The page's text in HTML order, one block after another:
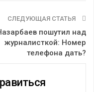
СЛЕДУЮЩАЯ СТАТЬЯ
пошутил над
журналисткой: Номер
телефона дать?